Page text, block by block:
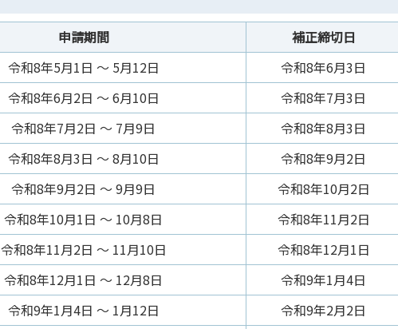
申請期間
補正締切日
令和8年5月1日 ～ 5月12日
令和8年6月3日
令和8年6月2日 ～ 6月10日
令和8年7月3日
令和8年7月2日 ～ 7月9日
令和8年8月3日
令和8年8月3日 ～ 8月10日
令和8年9月2日
令和8年9月2日 ～ 9月9日
令和8年10月2日
令和8年10月1日 ～ 10月8日
令和8年11月2日
令和8年11月2日 ～ 11月10日
令和8年12月1日
令和8年12月1日 ～ 12月8日
令和9年1月4日
令和9年1月4日 ～ 1月12日
令和9年2月2日